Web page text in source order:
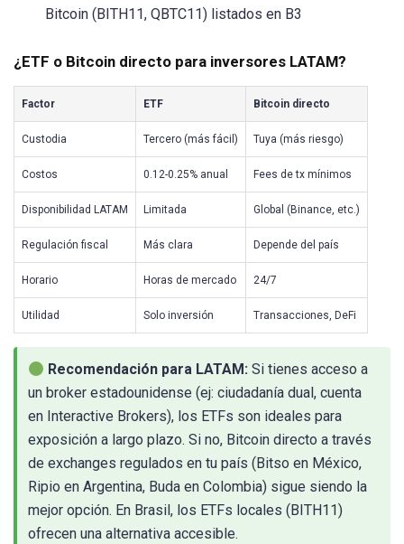
Bitcoin (BITH11, QBTC11) listados en B3
¿ETF o Bitcoin directo para inversores LATAM?
Factor ETF Bitcoin directo
Custodia Tercero (más fácil) Tuya (más riesgo)
Costos 0.12-0.25% anual Fees de tx mínimos
Disponibilidad LATAM Limitada Global (Binance, etc.)
Regulación fiscal Más clara Depende del país
Horario Horas de mercado 24/7
Utilidad Solo inversión Transacciones, DeFi
Recomendación para LATAM: Si tienes acceso a
un broker estadounidense (ej: ciudadanía dual, cuenta
en Interactive Brokers), los ETFs son ideales para
exposición a largo plazo. Si no, Bitcoin directo a través
de exchanges regulados en tu país (Bitso en México,
Ripio en Argentina, Buda en Colombia) sigue siendo la
mejor opción. En Brasil, los ETFs locales (BITH11)
ofrecen una alternativa accesible.